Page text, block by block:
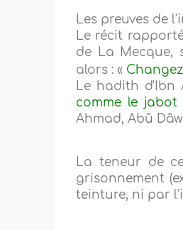
Les preuves de
Le récit
de La Mecque,
alors : «
Le hadith d'Ibn
comme le
Ahmad, Abû
La teneur de
grisonnement
teinture, ni par